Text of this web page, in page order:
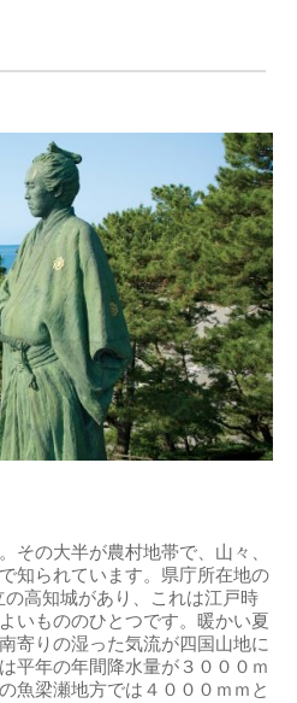
その大半が農村地帯で、山々、
知られています。県庁所在地の
高知城があり、これは江戸時
いもののひとつです。暖かい夏
寄りの湿った気流が四国山地に
平年の年間降水量が３０００ｍ
魚梁瀬地方では４０００ｍｍと